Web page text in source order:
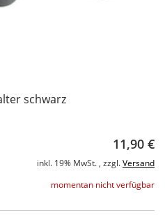
schwarz
11,90 €
inkl. 19% MwSt. , zzgl. Versand
momentan nicht verfügbar